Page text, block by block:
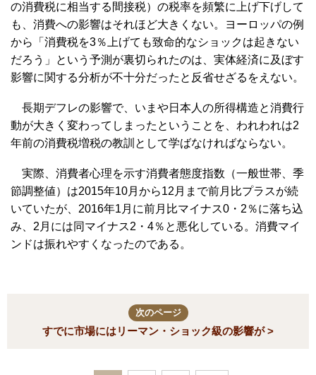
の消費税に相当する間接税）の税率を頻繁に上げ下げして
も、消費への影響はそれほど大きくない。ヨーロッパの例
から「消費税を3％上げても致命的なショックは起きない
だろう」という予測が裏切られたのは、実体経済に及ぼす
影響に関する分析が不十分だったと反省せざるをえない。
長期デフレの影響で、いまや日本人の所得構造と消費行
動が大きく変わってしまったということを、われわれは2
年前の消費税増税の教訓として学ばなければならない。
実際、消費者心理を示す消費者態度指数（一般世帯、季
節調整値）は2015年10月から12月まで前月比プラスが続
いていたが、2016年1月に前月比マイナス0・2％に落ち込
み、2月には同マイナス2・4％と悪化している。消費マイ
ンドは振れやすくなったのである。
次のページ
すでに市場にはリーマン・ショック級の影響が >